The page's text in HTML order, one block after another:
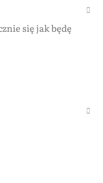
się jak będę